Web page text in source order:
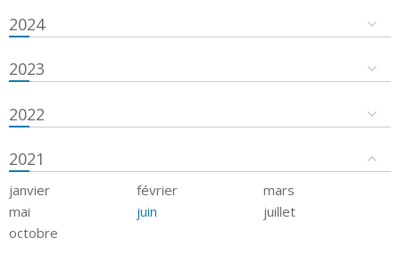
2024
2023
2022
2021
janvier février
mars
mai
juin
juillet
octobre